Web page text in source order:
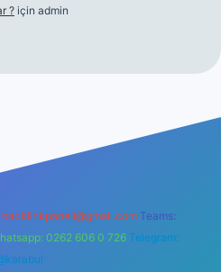
? için admin
backlinkpaneli@gmail.com Teams:
0262 606 0 726 Telegram: